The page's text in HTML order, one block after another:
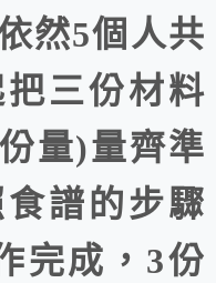
然5個人共
三份材料
量)量齊準
譜的步驟
完成，3份